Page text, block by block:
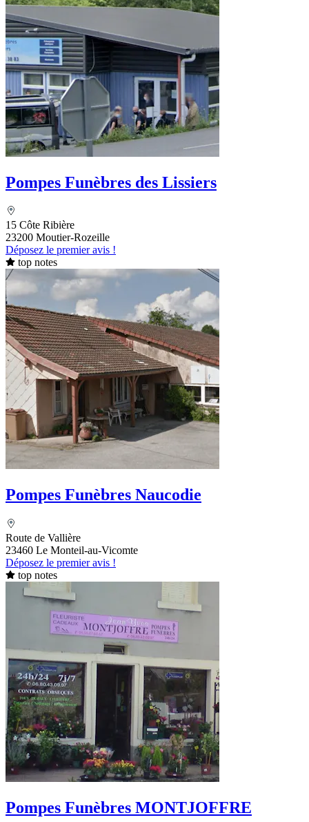
Pompes Funèbres des Lissiers
15 Côte Ribière
23200 Moutier-Rozeille
Déposez le premier avis !
top notes
Pompes Funèbres Naucodie
Route de Vallière
23460 Le Monteil-au-Vicomte
Déposez le premier avis !
top notes
Pompes Funèbres MONTJOFFRE